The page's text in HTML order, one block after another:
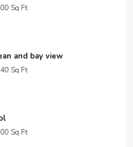
Sq Ft
and bay view
Sq Ft
Sq Ft